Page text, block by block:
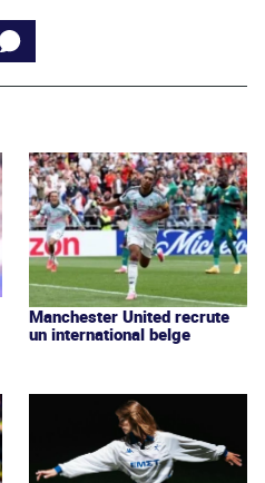
Manchester United recrute
un international belge